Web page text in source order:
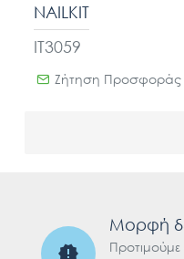
IT3059
NAILKIT
Ζήτηση Προσφοράς
Μορφή